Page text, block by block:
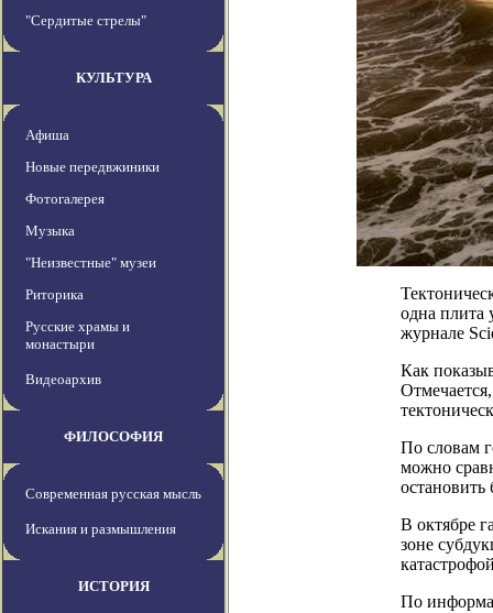
"Сердитые стрелы"
КУЛЬТУРА
Афиша
Новые передвжиники
Фотогалерея
Музыка
"Неизвестные" музеи
Риторика
Русские храмы и
монастыри
Видеоархив
ФИЛОСОФИЯ
Современная русская мысль
Искания и размышления
ИСТОРИЯ
одна плита
журнале
Как
По словам
можно
остановить
В октябре
зоне
По